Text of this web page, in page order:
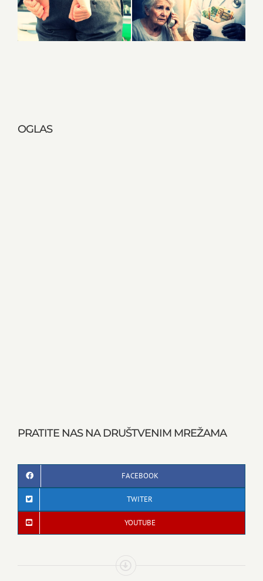
OGLAS
PRATITE NAS NA DRUŠTVENIM MREŽAMA
FACEBOOK
TWITER
YOUTUBE